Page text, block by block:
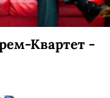
Квартет -